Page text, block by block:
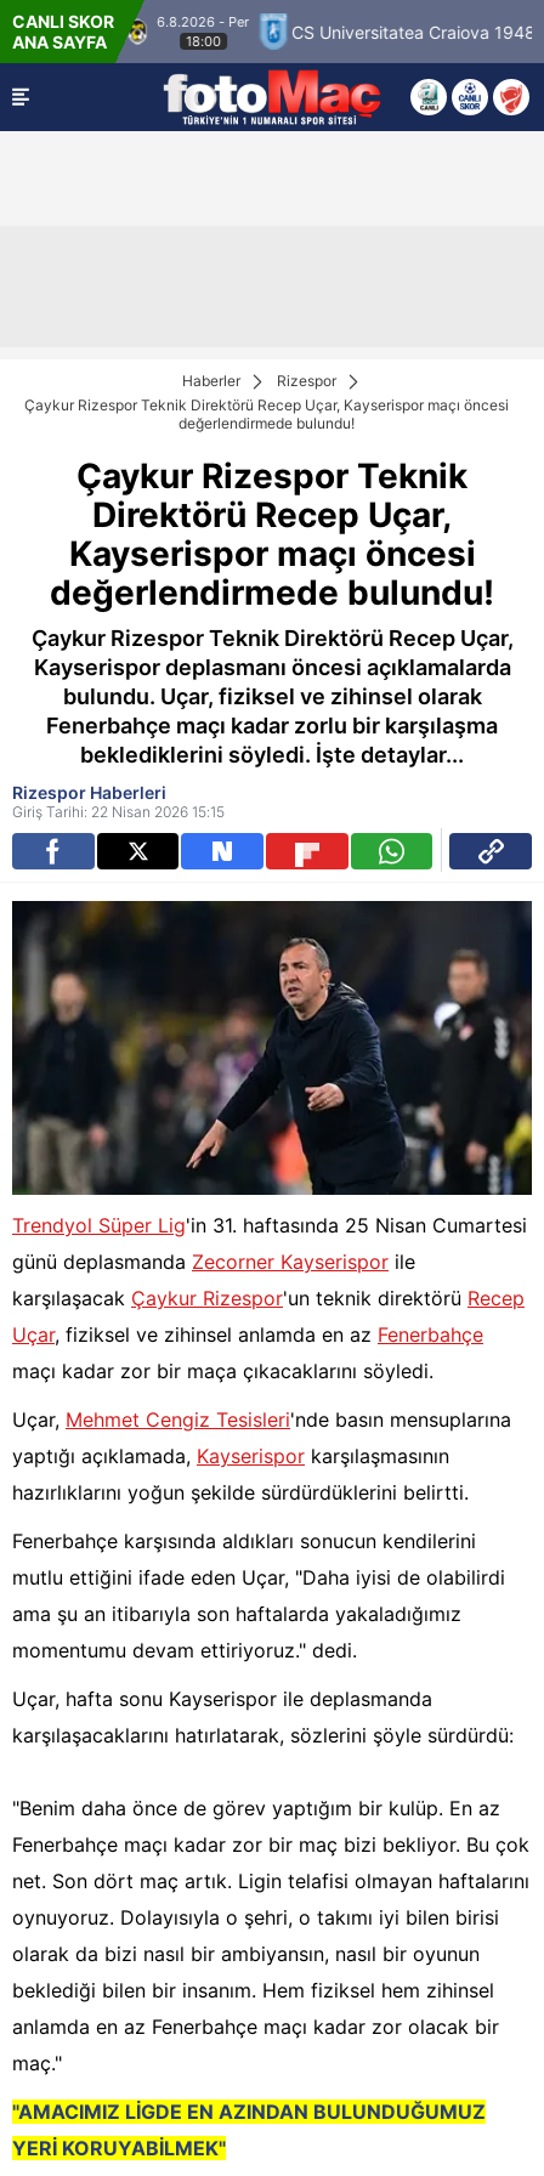
CANLI SKOR
ANA SAYFA
6.8.2026 - Per
18:00
CS Universitatea Craiova 1948
Haberler
Rizespor
Çaykur Rizespor Teknik Direktörü Recep Uçar, Kayserispor maçı öncesi
değerlendirmede bulundu!
Çaykur Rizespor Teknik
Direktörü Recep Uçar,
Kayserispor maçı öncesi
değerlendirmede bulundu!
Çaykur Rizespor Teknik Direktörü Recep Uçar,
Kayserispor deplasmanı öncesi açıklamalarda
bulundu. Uçar, fiziksel ve zihinsel olarak
Fenerbahçe maçı kadar zorlu bir karşılaşma
beklediklerini söyledi. İşte detaylar...
Rizespor Haberleri
Giriş Tarihi: 22 Nisan 2026 15:15
Trendyol Süper Lig'in 31. haftasında 25 Nisan Cumartesi
günü deplasmanda Zecorner Kayserispor ile
karşılaşacak Çaykur Rizespor'un teknik direktörü Recep
Uçar, fiziksel ve zihinsel anlamda en az Fenerbahçe
maçı kadar zor bir maça çıkacaklarını söyledi.
Uçar, Mehmet Cengiz Tesisleri'nde basın mensuplarına
yaptığı açıklamada, Kayserispor karşılaşmasının
hazırlıklarını yoğun şekilde sürdürdüklerini belirtti.
Fenerbahçe karşısında aldıkları sonucun kendilerini
mutlu ettiğini ifade eden Uçar, "Daha iyisi de olabilirdi
ama şu an itibarıyla son haftalarda yakaladığımız
momentumu devam ettiriyoruz." dedi.
Uçar, hafta sonu Kayserispor ile deplasmanda
karşılaşacaklarını hatırlatarak, sözlerini şöyle sürdürdü:
"Benim daha önce de görev yaptığım bir kulüp. En az
Fenerbahçe maçı kadar zor bir maç bizi bekliyor. Bu çok
net. Son dört maç artık. Ligin telafisi olmayan haftalarını
oynuyoruz. Dolayısıyla o şehri, o takımı iyi bilen birisi
olarak da bizi nasıl bir ambiyansın, nasıl bir oyunun
beklediği bilen bir insanım. Hem fiziksel hem zihinsel
anlamda en az Fenerbahçe maçı kadar zor olacak bir
maç."
"AMACIMIZ LİGDE EN AZINDAN BULUNDUĞUMUZ
YERİ KORUYABİLMEK"